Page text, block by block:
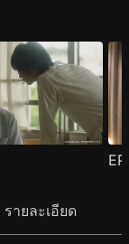
รายละเอียด